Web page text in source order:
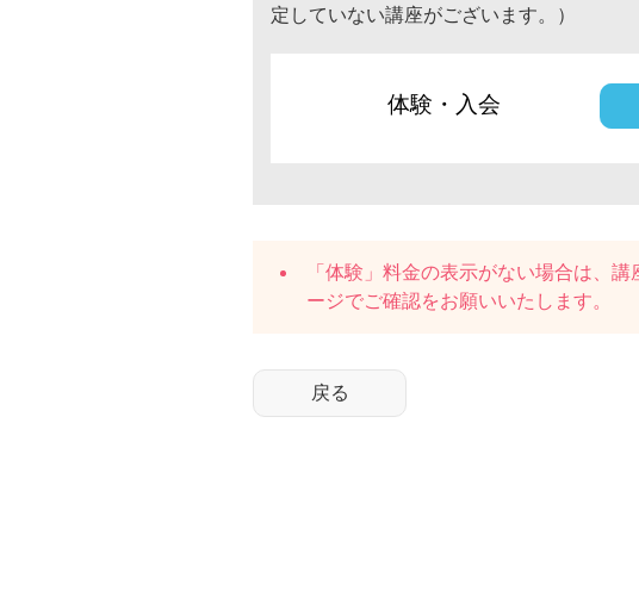
定していない講座がございます。）
体験・入会
「体験」料金の表示がない場合は、講
ージでご確認をお願いいたします。